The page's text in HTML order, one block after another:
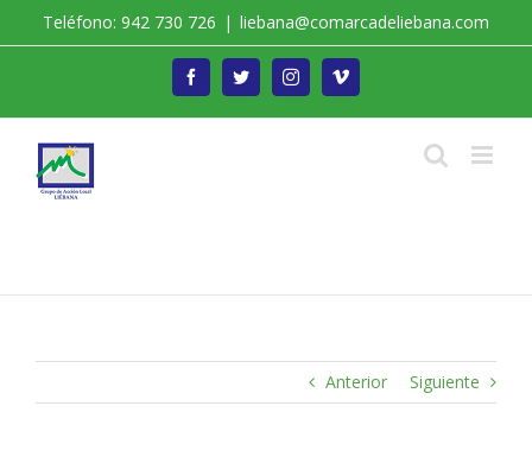
Teléfono: 942 730 726 | liebana@comarcadeliebana.com
FacebookTwitterInstagramVimeo
Anterior Siguiente